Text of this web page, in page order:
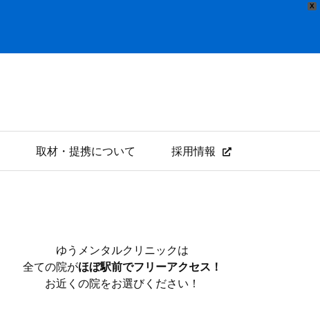
X
取材・提携について 採用情報
ゆうメンタルクリニックは
全ての院がほぼ駅前でフリーアクセス！
お近くの院をお選びください！